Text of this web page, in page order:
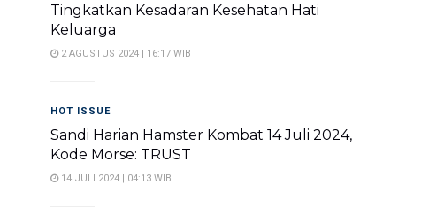
Tingkatkan Kesadaran Kesehatan Hati
Keluarga
2 AGUSTUS 2024 | 16:17 WIB
HOT ISSUE
Sandi Harian Hamster Kombat 14 Juli 2024,
Kode Morse: TRUST
14 JULI 2024 | 04:13 WIB